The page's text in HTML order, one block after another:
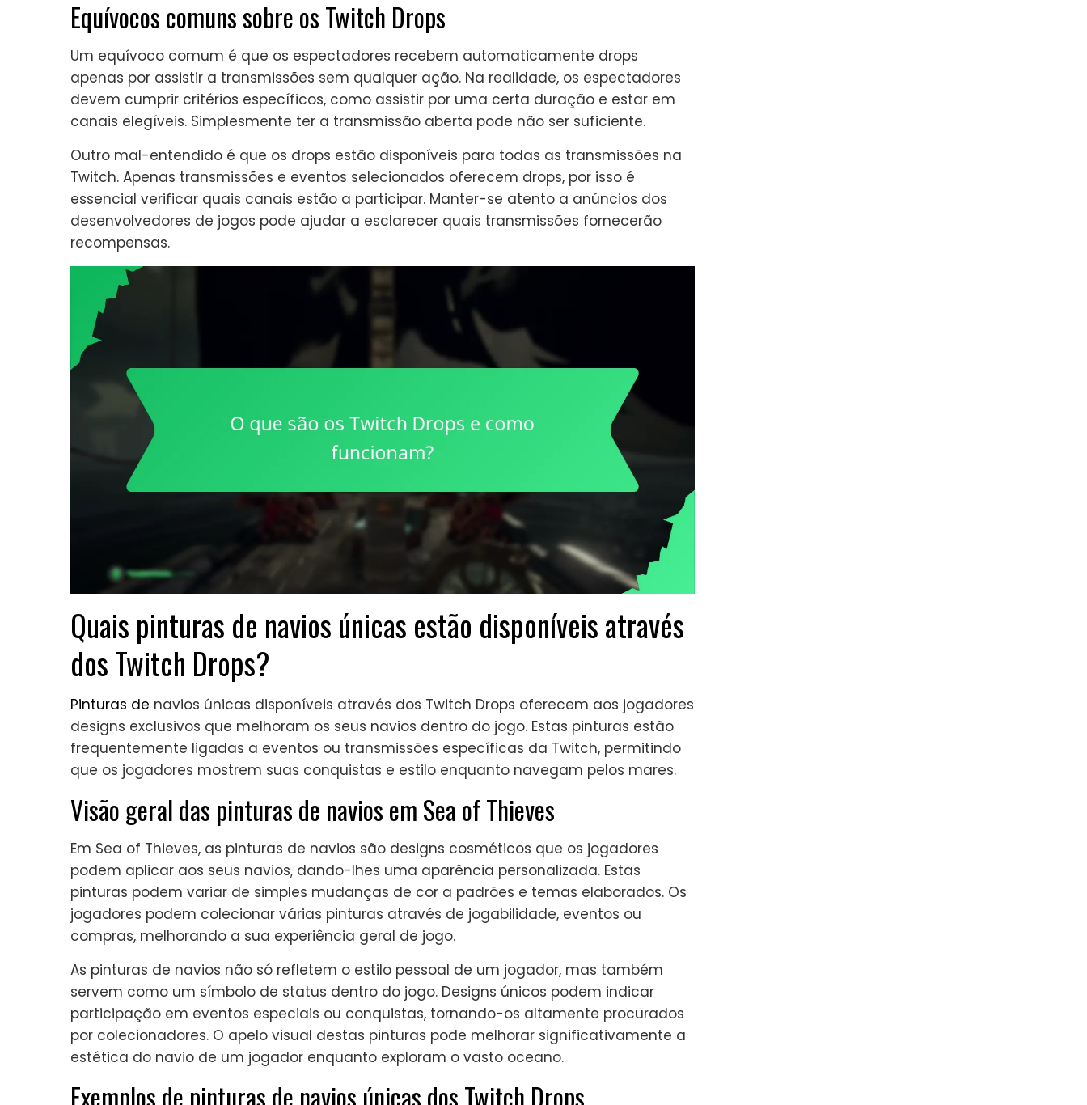
Equívocos comuns sobre os Twitch Drops
Um equívoco comum é que os espectadores recebem automaticamente drops
apenas por assistir a transmissões sem qualquer ação. Na realidade, os espectadores
devem cumprir critérios específicos, como assistir por uma certa duração e estar em
canais elegíveis. Simplesmente ter a transmissão aberta pode não ser suficiente.
Outro mal-entendido é que os drops estão disponíveis para todas as transmissões na
Twitch. Apenas transmissões e eventos selecionados oferecem drops, por isso é
essencial verificar quais canais estão a participar. Manter-se atento a anúncios dos
desenvolvedores de jogos pode ajudar a esclarecer quais transmissões fornecerão
recompensas.
Quais pinturas de navios únicas estão disponíveis através
dos Twitch Drops?
Pinturas de navios únicas disponíveis através dos Twitch Drops oferecem aos jogadores
designs exclusivos que melhoram os seus navios dentro do jogo. Estas pinturas estão
frequentemente ligadas a eventos ou transmissões específicas da Twitch, permitindo
que os jogadores mostrem suas conquistas e estilo enquanto navegam pelos mares.
Visão geral das pinturas de navios em Sea of Thieves
Em Sea of Thieves, as pinturas de navios são designs cosméticos que os jogadores
podem aplicar aos seus navios, dando-lhes uma aparência personalizada. Estas
pinturas podem variar de simples mudanças de cor a padrões e temas elaborados. Os
jogadores podem colecionar várias pinturas através de jogabilidade, eventos ou
compras, melhorando a sua experiência geral de jogo.
As pinturas de navios não só refletem o estilo pessoal de um jogador, mas também
servem como um símbolo de status dentro do jogo. Designs únicos podem indicar
participação em eventos especiais ou conquistas, tornando-os altamente procurados
por colecionadores. O apelo visual destas pinturas pode melhorar significativamente a
estética do navio de um jogador enquanto exploram o vasto oceano.
Exemplos de pinturas de navios únicas dos Twitch Drops